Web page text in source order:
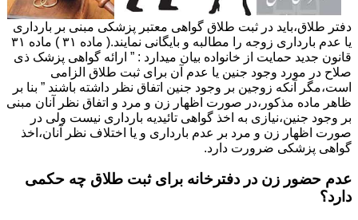
دفتر طلاق،باید در ثبت طلاق گواهی معتبر پزشکی مبنی بر بارداری
یا عدم بارداری زوجه را مطالبه و بایگانی نمایند.( ماده ۳۱ ) ماده ۳۱
قانون جدید حمایت از خانواده بیان میدارد : ” ارائه گواهی پزشک ذی
صلاح در مورد وجود جنین یا عدم آن برای ثبت طلاق الزامی
است،مگر آنکه زوجین بر وجود جنین اتفاق نظر داشته باشند ” بنا بر
ظاهر ماده مذکور،در صورت اظهار زن و مرد و اتفاق نظر آنان مبنی
بر وجود جنین،نیازی به اخذ گواهی تائیدیه بارداری نیست ولی در
صورت اظهار زن و مرد بر عدم بارداری و یا اختلاف نظر آنان،اخذ
گواهی پزشکی ضرورت دارد.
عدم حضور زن در دفترخانه برای ثبت طلاق چه حکمی
دارد؟